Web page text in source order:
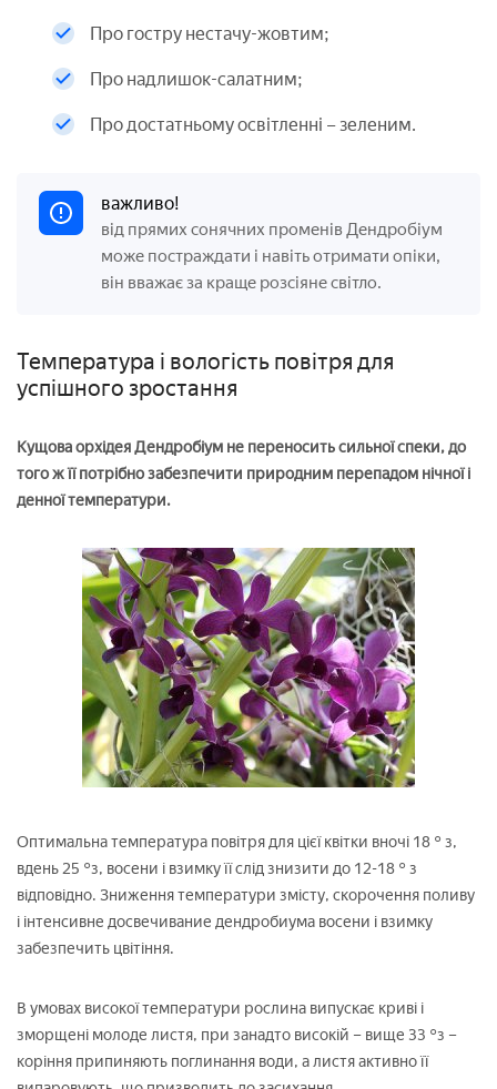
Про гостру нестачу-жовтим;
Про надлишок-салатним;
Про достатньому освітленні – зеленим.
важливо!
від прямих сонячних променів Дендробіум
може постраждати і навіть отримати опіки,
він вважає за краще розсіяне світло.
Температура і вологість повітря для
успішного зростання
Кущова орхідея Дендробіум не переносить сильної спеки, до
того ж її потрібно забезпечити природним перепадом нічної і
денної температури.
Оптимальна температура повітря для цієї квітки вночі 18 ° з,
вдень 25 °з, восени і взимку її слід знизити до 12-18 ° з
відповідно. Зниження температури змісту, скорочення поливу
і інтенсивне досвечивание дендробиума восени і взимку
забезпечить цвітіння.
В умовах високої температури рослина випускає криві і
зморщені молоде листя, при занадто високій – вище 33 °з –
коріння припиняють поглинання води, а листя активно її